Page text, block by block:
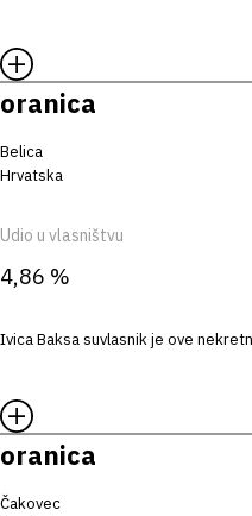
oranica
Belica
Hrvatska
Udio u vlasništvu
4,86 %
Ivica Baksa suvlasnik je ove
oranica
Čakovec